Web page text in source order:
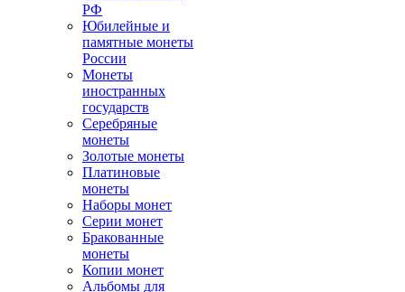
РФ
Юбилейные и
памятные монеты
России
Монеты
иностранных
государств
Серебряные
монеты
Золотые монеты
Платиновые
монеты
Наборы монет
Серии монет
Бракованные
монеты
Копии монет
Альбомы для